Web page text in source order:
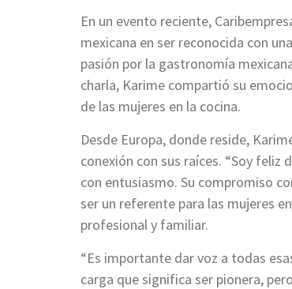
En un evento reciente,
mexicana en ser reconocida con
pasión por la gastronomía
charla, Karime compartió su
de las mujeres en la cocina.
Desde Europa, donde reside,
conexión con sus raíces. “Soy feliz
con entusiasmo. Su compromiso
ser un referente para las mujeres
profesional y familiar.
“Es importante dar voz a todas
carga que significa ser pionera,